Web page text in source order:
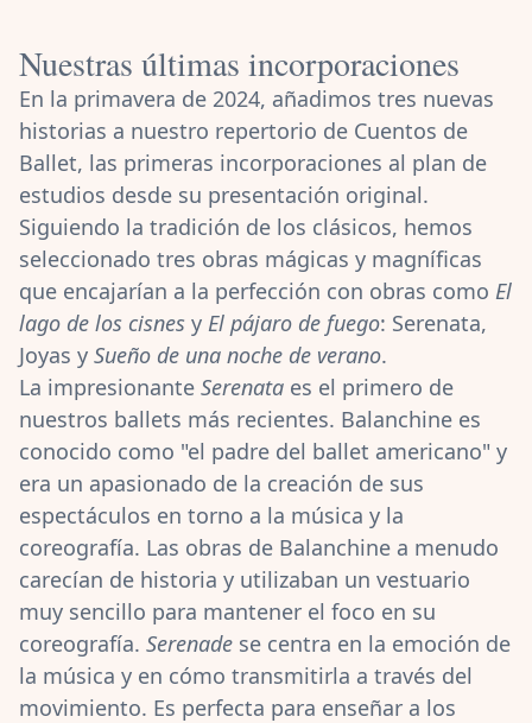
Nuestras últimas incorporaciones
En la primavera de 2024, añadimos tres nuevas
historias a nuestro repertorio de Cuentos de
Ballet, las primeras incorporaciones al plan de
estudios desde su presentación original.
Siguiendo la tradición de los clásicos, hemos
seleccionado tres obras mágicas y magníficas
que encajarían a la perfección con obras como El
lago de los cisnes y El pájaro de fuego: Serenata,
Joyas y Sueño de una noche de verano.
La impresionante Serenata es el primero de
nuestros ballets más recientes. Balanchine es
conocido como "el padre del ballet americano" y
era un apasionado de la creación de sus
espectáculos en torno a la música y la
coreografía. Las obras de Balanchine a menudo
carecían de historia y utilizaban un vestuario
muy sencillo para mantener el foco en su
coreografía. Serenade se centra en la emoción de
la música y en cómo transmitirla a través del
movimiento. Es perfecta para enseñar a los